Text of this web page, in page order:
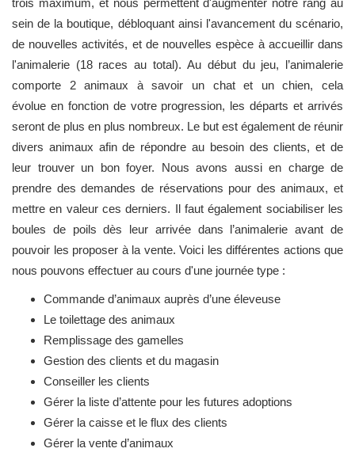
trois maximum, et nous permettent d'augmenter notre rang au
sein de la boutique, débloquant ainsi l'avancement du scénario,
de nouvelles activités, et de nouvelles espèce à accueillir dans
l'animalerie (18 races au total). Au début du jeu, l’animalerie
comporte 2 animaux à savoir un chat et un chien, cela
évolue en fonction de votre progression, les départs et arrivés
seront de plus en plus nombreux. Le but est également de réunir
divers animaux afin de répondre au besoin des clients, et de
leur trouver un bon foyer. Nous avons aussi en charge de
prendre des demandes de réservations pour des animaux, et
mettre en valeur ces derniers. Il faut également sociabiliser les
boules de poils dès leur arrivée dans l’animalerie avant de
pouvoir les proposer à la vente. Voici les différentes actions que
nous pouvons effectuer au cours d'une journée type :
Commande d’animaux auprès d’une éleveuse
Le toilettage des animaux
Remplissage des gamelles
Gestion des clients et du magasin
Conseiller les clients
Gérer la liste d’attente pour les futures adoptions
Gérer la caisse et le flux des clients
Gérer la vente d’animaux